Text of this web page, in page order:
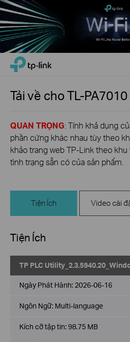
Click
the
navigation
TP-Link, Reliably Smart
Tải về choTL-PA7010
QUAN TRỌNG: Tính khả dụng
phần cứng khác nhau tùy theo
khảo trang web TP-Link theo
tình trạng sẵn có của sản phẩm.
Tiện Ích Video cài
Tiện Ích
TP PLC
Ngày Phát Hành: 2026-06-16
Ngôn Ngữ: Multi-language
Kích cỡ tập tin:98.75 MB